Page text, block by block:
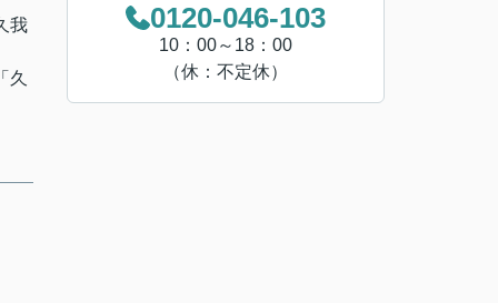
我
久
0120-046-103
10：00～18：00
（休：不定休）